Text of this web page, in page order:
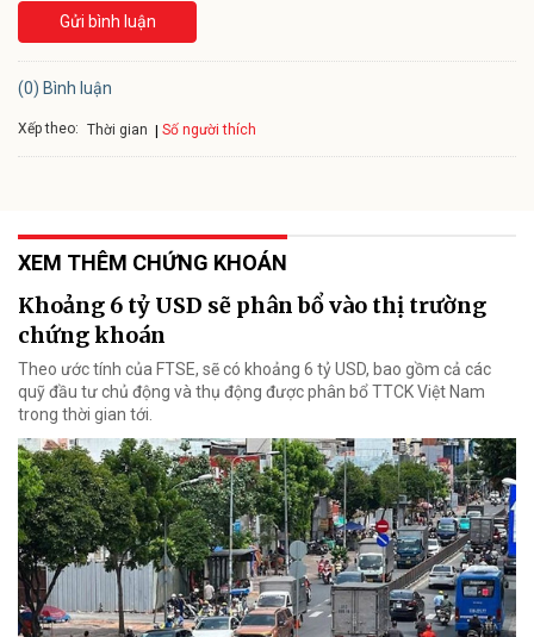
Gửi bình luận
(0) Bình luận
Xếp theo: Thời gian Số người thích
XEM THÊM CHỨNG KHOÁN
Khoảng 6 tỷ USD sẽ phân bổ vào thị trường
chứng khoán
Theo ước tính của FTSE, sẽ có khoảng 6 tỷ USD, bao gồm cả các
quỹ đầu tư chủ động và thụ động được phân bổ TTCK Việt Nam
trong thời gian tới.